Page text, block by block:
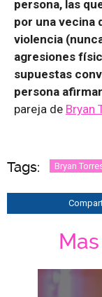
persona, las
por una vecina
violencia
agresiones
supuestas
persona
pareja de Bryan
Tags: Bryan